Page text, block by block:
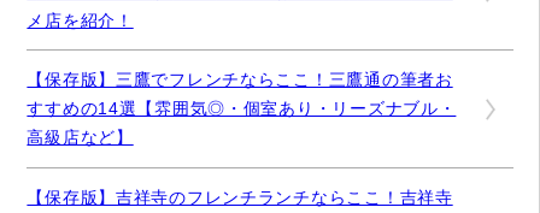
メ店を紹介！
【保存版】三鷹でフレンチならここ！三鷹通の筆者お
すすめの14選【雰囲気◎・個室あり・リーズナブル・
高級店など】
【保存版】吉祥寺のフレンチランチならここ！吉祥寺